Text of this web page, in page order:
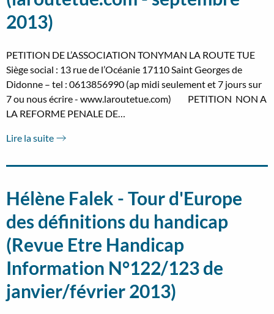
2013)
PETITION DE L’ASSOCIATION TONYMAN LA ROUTE TUE
Siège social : 13 rue de l’Océanie 17110 Saint Georges de
Didonne – tel : 0613856990 (ap midi seulement et 7 jours sur
7 ou nous écrire - www.laroutetue.com) PETITION NON A
LA REFORME PENALE DE…
Lire la suite
Hélène Falek - Tour d'Europe
des définitions du handicap
(Revue Etre Handicap
Information N°122/123 de
janvier/février 2013)